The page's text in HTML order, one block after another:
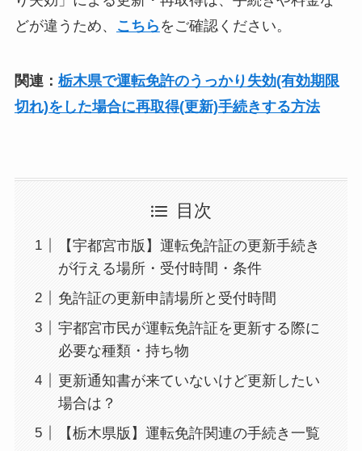
どが違うため、
こちら をご確認ください。
関連： 栃木県で運転免許のうっかり失効(有効期限
切れ)をした場合に再取得(更新)手続きする方法
目次
【宇都宮市版】運転免許証の更新手続き
が行える場所・受付時間・条件
免許証の更新申請場所と受付時間
宇都宮市民が運転免許証を更新する際に
必要な種類・持ち物
更新通知書が来ていないけど更新したい
場合は？
【栃木県版】運転免許関連の手続き一覧